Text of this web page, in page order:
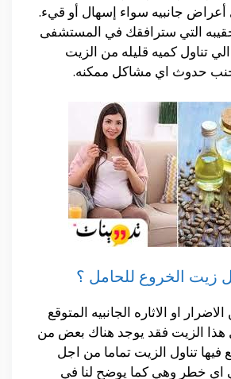
جانبيه سواء إسهال أو قيء.
التي سترافقك في المستشفى
الي تناول كميه قليله من الزيت
حدوث اي مشاكل ممكنه.
زيت الخروع للحامل ؟
او الاثاره الجانبيه المتوقع
هذا الزيت فقد يوجد هناك بعض من
فيها تناول الزيت تماما من اجل
اي خطر وهي كما يوضح لنا في